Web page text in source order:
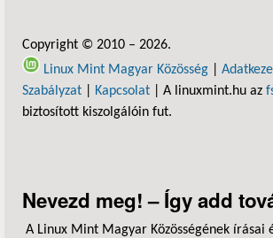
Copyright © 2010 – 2026.
Linux Mint Magyar Közösség
Szabályzat
Kapcsolat | A linuxmint.hu az
biztosított kiszolgálóin fut.
Nevezd meg! – Így add
A Linux Mint Magyar Közösségének írásai